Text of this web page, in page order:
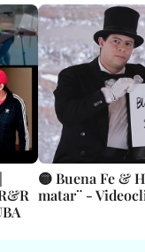
🟡 Buena Fe &
matar¨ -